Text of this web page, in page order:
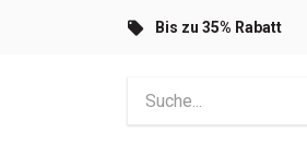
Bis zu 35% Rabatt